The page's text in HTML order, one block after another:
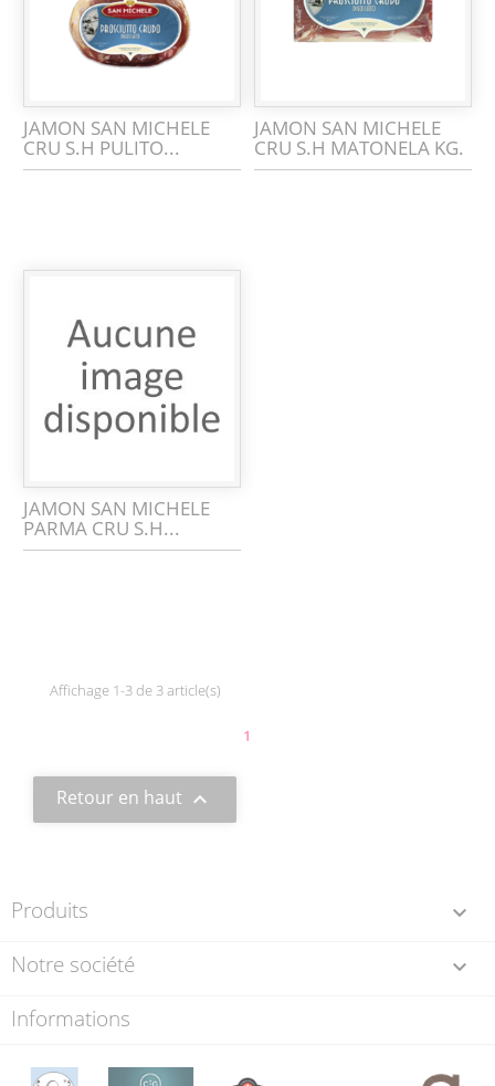
JAMON SAN MICHELE
CRU S.H PULITO...
JAMON SAN MICHELE
CRU S.H MATONELA KG.
JAMON SAN MICHELE
PARMA CRU S.H...
Affichage 1-3 de 3 article(s)
1
Retour en haut 
Produits 
Notre société 
Informations